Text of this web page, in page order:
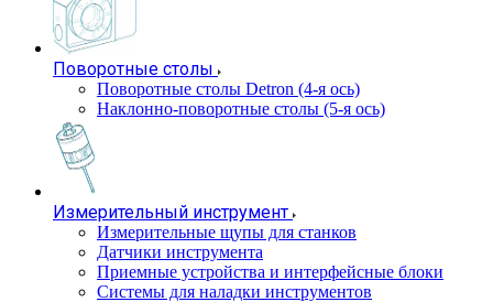
Поворотные столы
Поворотные столы Detron (4-я ось)
Наклонно-поворотные столы (5-я ось)
Измерительный инструмент
Измерительные щупы для станков
Датчики инструмента
Приемные устройства и интерфейсные блоки
Системы для наладки инструментов